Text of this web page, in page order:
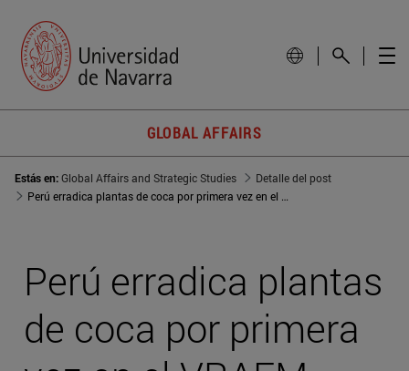
GLOBAL AFFAIRS
Estás en:Global Affairs and Strategic Studies
Detalle del post
Perú erradica plantas de coca por primera vez en el VRAEM, área de acción de Sendero Luminoso
Perú erradica plantas
de coca por primera